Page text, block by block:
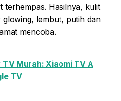
terhempas. Hasilnya, kulit
lembut, putih dan
mencoba.
TV Murah: Xiaomi TV A
TV